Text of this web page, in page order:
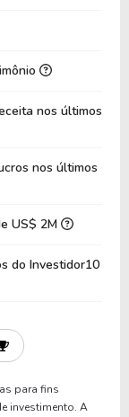
28,03%
nos últimos
nos últimos
US$ 2M
do Investidor10
para fins
investimento. A